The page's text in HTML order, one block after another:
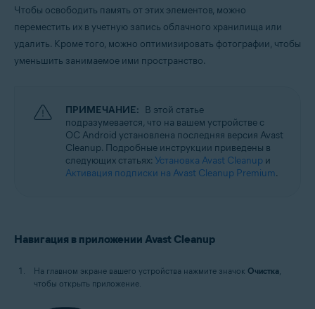
Чтобы освободить память от этих элементов, можно
переместить их в учетную запись облачного хранилища или
удалить. Кроме того, можно оптимизировать фотографии, чтобы
уменьшить занимаемое ими пространство.
ПРИМЕЧАНИЕ: В этой статье
подразумевается, что на вашем устройстве с
ОС Android установлена последняя версия Avast
Cleanup. Подробные инструкции приведены в
следующих статьях: Установка Avast Cleanup и
Активация подписки на Avast Cleanup Premium.
Навигация в приложении Avast Cleanup
На главном экране вашего устройства нажмите значок Очистка,
чтобы открыть приложение.